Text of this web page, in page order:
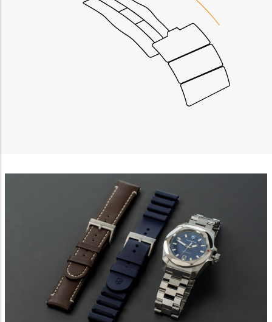
Understand audiences through statistics or
combinations of data from different sources